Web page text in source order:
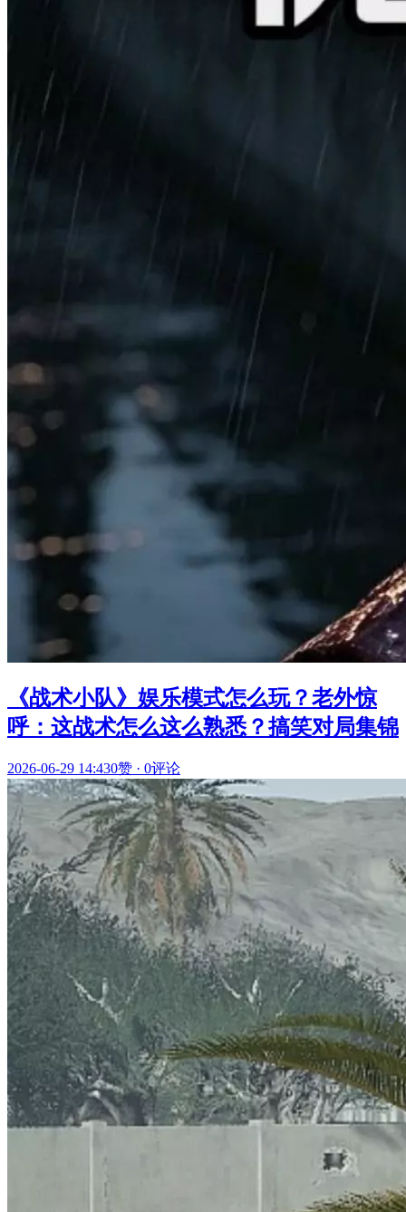
《战术小队》娱乐模式怎么玩？老外惊
呼：这战术怎么这么熟悉？搞笑对局集锦
2026-06-29 14:430赞 · 0评论